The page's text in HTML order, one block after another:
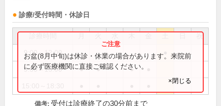
診療/受付時間・休診日
祝
9:00～12:00
9:30～13:00 ● ● ●
お盆(8月中旬)は休診・休業の場合があります。来院前
に必ず医療機関に直接ご確認ください。
×閉じる
備考: 受付は診療終了の30分前まで